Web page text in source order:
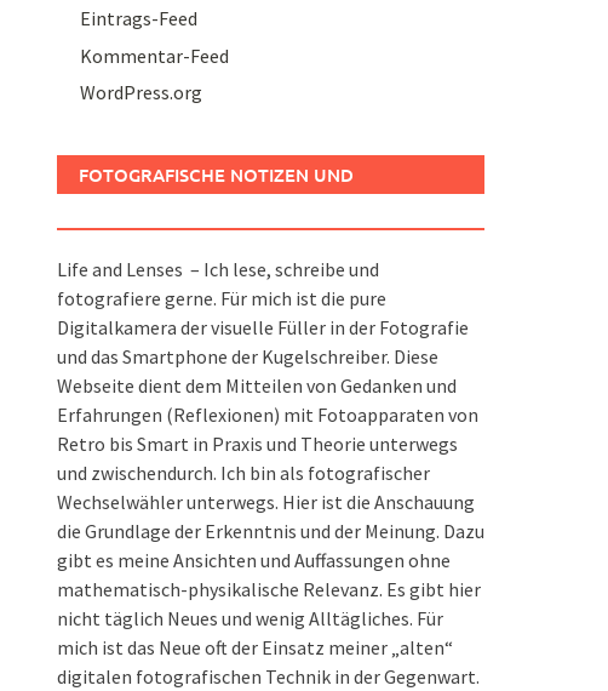
Eintrags-Feed
Kommentar-Feed
WordPress.org
FOTOGRAFISCHE NOTIZEN UND
Life and Lenses – Ich lese, schreibe und
fotografiere gerne. Für mich ist die pure
Digitalkamera der visuelle Füller in der Fotografie
und das Smartphone der Kugelschreiber. Diese
Webseite dient dem Mitteilen von Gedanken und
Erfahrungen (Reflexionen) mit Fotoapparaten von
Retro bis Smart in Praxis und Theorie unterwegs
und zwischendurch. Ich bin als fotografischer
Wechselwähler unterwegs. Hier ist die Anschauung
die Grundlage der Erkenntnis und der Meinung. Dazu
gibt es meine Ansichten und Auffassungen ohne
mathematisch-physikalische Relevanz. Es gibt hier
nicht täglich Neues und wenig Alltägliches. Für
mich ist das Neue oft der Einsatz meiner „alten“
digitalen fotografischen Technik in der Gegenwart.